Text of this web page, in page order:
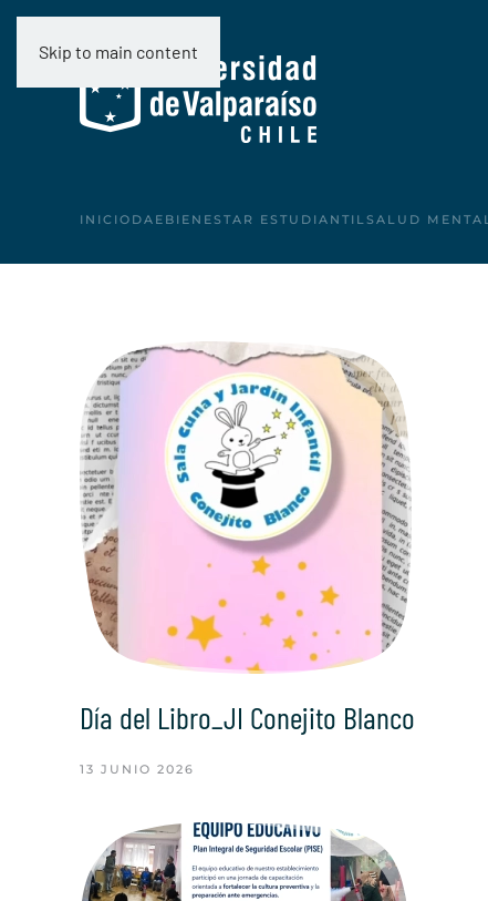
Skip to main content
INICIO DAE BIENESTAR ESTUDIANTIL SALUD MENTAL
Día del Libro_JI Conejito Blanco
13 JUNIO 2026